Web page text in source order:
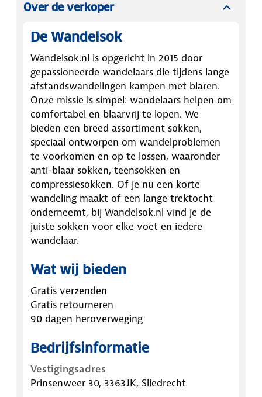
Over de verkoper
De Wandelsok
Wandelsok.nl is opgericht in 2015 door
gepassioneerde wandelaars die tijdens lange
afstandswandelingen kampen met blaren.
Onze missie is simpel: wandelaars helpen om
comfortabel en blaarvrij te lopen. We
bieden een breed assortiment sokken,
speciaal ontworpen om wandelproblemen
te voorkomen en op te lossen, waaronder
anti-blaar sokken, teensokken en
compressiesokken. Of je nu een korte
wandeling maakt of een lange trektocht
onderneemt, bij Wandelsok.nl vind je de
juiste sokken voor elke voet en iedere
wandelaar.
Wat wij bieden
Gratis verzenden
Gratis retourneren
90 dagen heroverweging
Bedrijfsinformatie
Vestigingsadres
Prinsenweer 30, 3363JK, Sliedrecht